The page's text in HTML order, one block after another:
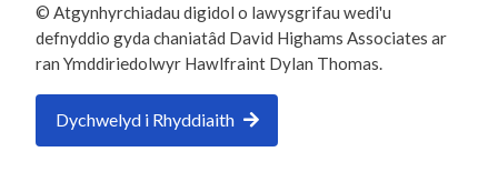
© Atgynhyrchiadau digidol o lawysgrifau wedi'u
defnyddio gyda chaniatâd David Highams Associates ar
ran Ymddiriedolwyr Hawlfraint Dylan Thomas.
Dychwelyd i Rhyddiaith